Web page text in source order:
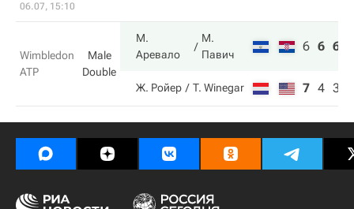
06.07, 15:10
Wimbledon
ATP
Male
Double
М.
Аревало
М.
Павич
6 6 6
Ж. Ройер T. Winegar 7 4 3